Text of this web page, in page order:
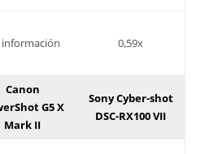
información 0,59x
Canon
G5 X
Mark II
Sony Cyber-shot
DSC-RX100 VII